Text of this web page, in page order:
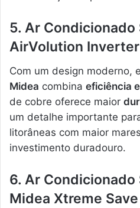
5. Ar Condicionado
AirVolution
Com um design moderno,
Midea combina eficiência
de cobre oferece maior
um detalhe importante
litorâneas com maior
investimento duradouro.
6. Ar
Midea Xtreme